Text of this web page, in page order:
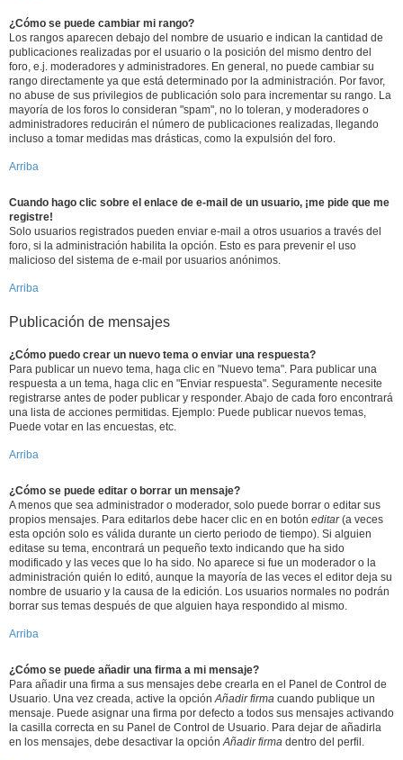
¿Cómo se puede cambiar mi rango?
Los rangos aparecen debajo del nombre de usuario e indican la cantidad de
publicaciones realizadas por el usuario o la posición del mismo dentro del
foro, e.j. moderadores y administradores. En general, no puede cambiar su
rango directamente ya que está determinado por la administración. Por favor,
no abuse de sus privilegios de publicación solo para incrementar su rango. La
mayoría de los foros lo consideran "spam", no lo toleran, y moderadores o
administradores reducirán el número de publicaciones realizadas, llegando
incluso a tomar medidas mas drásticas, como la expulsión del foro.
Arriba
Cuando hago clic sobre el enlace de e-mail de un usuario, ¡me pide que me
registre!
Solo usuarios registrados pueden enviar e-mail a otros usuarios a través del
foro, si la administración habilita la opción. Esto es para prevenir el uso
malicioso del sistema de e-mail por usuarios anónimos.
Arriba
Publicación de mensajes
¿Cómo puedo crear un nuevo tema o enviar una respuesta?
Para publicar un nuevo tema, haga clic en "Nuevo tema". Para publicar una
respuesta a un tema, haga clic en "Enviar respuesta". Seguramente necesite
registrarse antes de poder publicar y responder. Abajo de cada foro encontrará
una lista de acciones permitidas. Ejemplo: Puede publicar nuevos temas,
Puede votar en las encuestas, etc.
Arriba
¿Cómo se puede editar o borrar un mensaje?
A menos que sea administrador o moderador, solo puede borrar o editar sus
propios mensajes. Para editarlos debe hacer clic en en botón editar(a veces
esta opción solo es válida durante un cierto periodo de tiempo). Si alguien
editase su tema, encontrará un pequeño texto indicando que ha sido
modificado y las veces que lo ha sido. No aparece si fue un moderador o la
administración quién lo editó, aunque la mayoría de las veces el editor deja su
nombre de usuario y la causa de la edición. Los usuarios normales no podrán
borrar sus temas después de que alguien haya respondido al mismo.
Arriba
¿Cómo se puede añadir una firma a mi mensaje?
Para añadir una firma a sus mensajes debe crearla en el Panel de Control de
Usuario. Una vez creada, active la opciónAñadir firma cuando publique un
mensaje. Puede asignar una firma por defecto a todos sus mensajes activando
la casilla correcta en su Panel de Control de Usuario. Para dejar de añadirla
en los mensajes, debe desactivar la opciónAñadir firma dentro del perfil.